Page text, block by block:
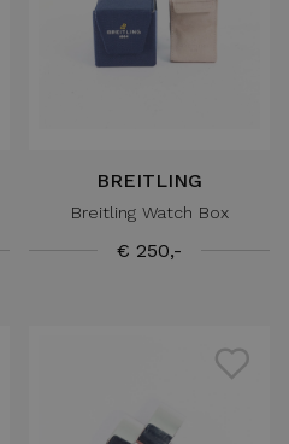
BREITLING
Breitling Watch Box
€ 250,-